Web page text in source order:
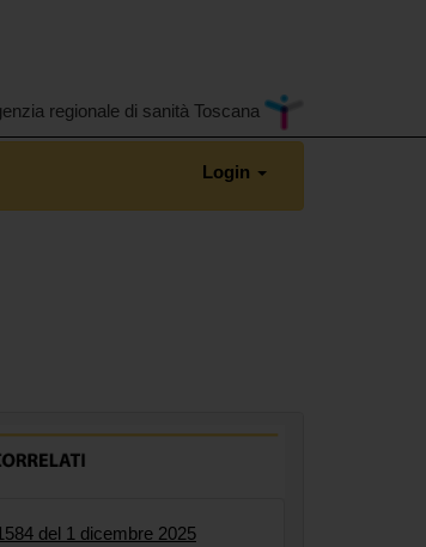
regionale di sanità Toscana
Login
del 1 dicembre 2025